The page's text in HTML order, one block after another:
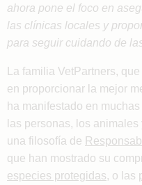
ahora pone el foco en
las clínicas locales y
para seguir cuidando de
La familia VetPartners,
en proporcionar la mejor
ha manifestado en
las personas, los
una filosofía de
que han mostrado su
especies protegidas , o las